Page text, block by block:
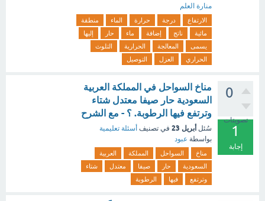
منارة العلم
الارتفاع درجة حرارة الماء
منطقة
مائية
ناتج إضافة ماء حار
إليها
يسمى
المعالجة الحرارية
التلوث
الحراري
العزل التوصيل
0
تصويتات
1
إجابة
مناخ السواحل في المملكة العربية
السعودية حار صيفا معتدل شتاء
وترتفع فيها الرطوبة. ؟ - مع الشرح
سُئل أبريل 23 في تصنيف أسئلة تعليمية
بواسطة عبود
مناخ السواحل المملكة
العربية
السعودية
حار صيفا معتدل
شتاء
وترتفع
فيها الرطوبة